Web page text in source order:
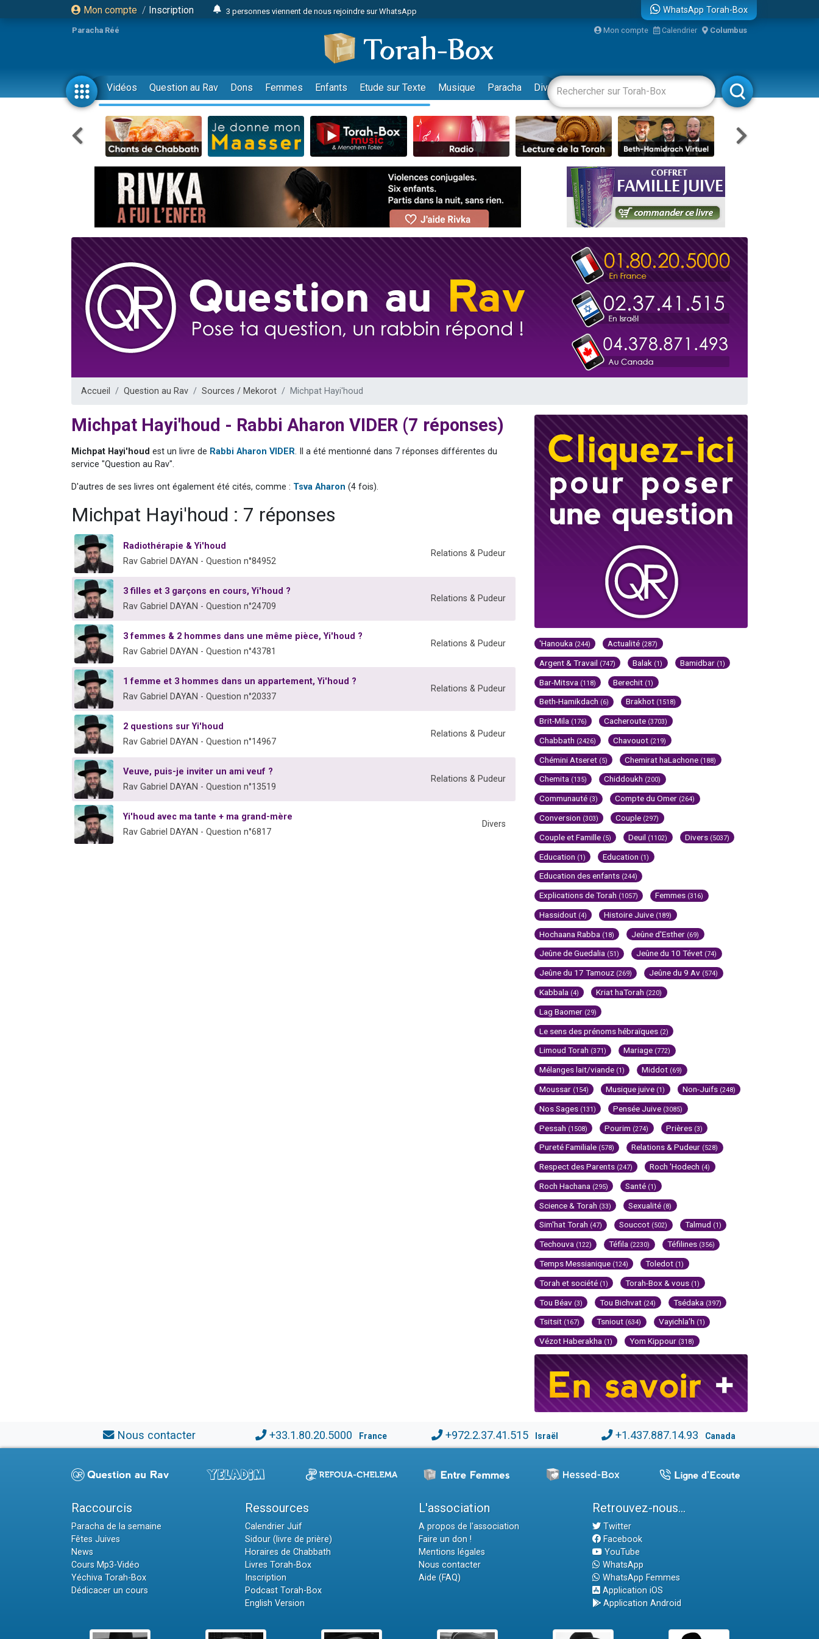
Mon compte / Inscription
3 personnes viennent de nous rejoindre sur WhatsApp
3 personnes viennent de faire un don pour 5 jours de vacances aux Orphelins
3 personnes viennent de faire un don pour Diane, 80 ans, dans un appartement insalubre
2 personnes viennent de nous rejoindre sur WhatsApp
13 personnes viennent de demander une bénédiction
30 personnes viennent de faire un don pour Sauvez la jambe de Yohan
Il reste 49 places pour étudier en groupe sur Zoom
12 nouvelles musiques dans Torah-Box Music
3 personnes viennent de nous rejoindre sur WhatsApp
2 personnes viennent de nous rejoindre sur WhatsApp
2 nouvelles musiques dans Torah-Box Music
3 personnes viennent de nous rejoindre sur WhatsApp
8 personnes viennent de faire un don pour Tsédaka : pauvres d'Israel
Nouvelle émission radio : Visions de grandeur n°104 : Le Chabbath et le Birkat Hamazone à travers le temps
61 personnes viennent de demander une bénédiction
Il reste 49 places pour étudier en groupe sur Zoom
Ariel vient de donner son Maasser
Nathaniel vient de donner son Maasser
WhatsApp Torah-Box
Paracha Réé Mon compte Calendrier Columbus
Vidéos Question au Rav Dons Femmes Enfants Etude sur Texte Musique Paracha Divertissements Livres Rabbanim
Accueil Question au Rav Sources / Mekorot Michpat Hayi'houd
Michpat Hayi'houd - Rabbi Aharon VIDER (7 réponses)
Michpat Hayi'houd est un livre de Rabbi Aharon VIDER. Il a été mentionné dans 7 réponses différentes du
service "Question au Rav".
D'autres de ses livres ont également été cités, comme : Tsva Aharon (4 fois).
Michpat Hayi'houd : 7 réponses
Radiothérapie & Yi'houd
Rav Gabriel DAYAN - Question n°84952
Relations & Pudeur
3 filles et 3 garçons en cours, Yi'houd ?
Rav Gabriel DAYAN - Question n°24709
Relations & Pudeur
3 femmes & 2 hommes dans une même pièce, Yi'houd ?
Rav Gabriel DAYAN - Question n°43781
Relations & Pudeur
1 femme et 3 hommes dans un appartement, Yi'houd ?
Rav Gabriel DAYAN - Question n°20337
Relations & Pudeur
2 questions sur Yi'houd
Rav Gabriel DAYAN - Question n°14967
Relations & Pudeur
Veuve, puis-je inviter un ami veuf ?
Rav Gabriel DAYAN - Question n°13519
Relations & Pudeur
Yi'houd avec ma tante + ma grand-mère
Rav Gabriel DAYAN - Question n°6817
Divers
'Hanouka (244) Actualité (287)
Argent & Travail (747) Balak (1) Bamidbar (1)
Bar-Mitsva (118) Berechit (1)
Beth-Hamikdach (6) Brakhot (1518)
Brit-Mila (176) Cacheroute (3703)
Chabbath (2426) Chavouot (219)
Chémini Atseret (5) Chemirat haLachone (188)
Chemita (135) Chiddoukh (200)
Communauté (3) Compte du Omer (264)
Conversion (303) Couple (297)
Couple et Famille (5) Deuil (1102) Divers (5037)
Education (1) Education (1)
Education des enfants (244)
Explications de Torah (1057) Femmes (316)
Hassidout (4) Histoire Juive (189)
Hochaana Rabba (18) Jeûne d'Esther (69)
Jeûne de Guedalia (51) Jeûne du 10 Tévet (74)
Jeûne du 17 Tamouz (269) Jeûne du 9 Av (574)
Kabbala (4) Kriat haTorah (220)
Lag Baomer (29)
Le sens des prénoms hébraïques (2)
Limoud Torah (371) Mariage (772)
Mélanges lait/viande (1) Middot (69)
Moussar (154) Musique juive (1) Non-Juifs (248)
Nos Sages (131) Pensée Juive (3085)
Pessah (1508) Pourim (274) Prières (3)
Pureté Familiale (578) Relations & Pudeur (528)
Respect des Parents (247) Roch 'Hodech (4)
Roch Hachana (295) Santé (1)
Science & Torah (33) Sexualité (8)
Sim'hat Torah (47) Souccot (502) Talmud (1)
Techouva (122) Téfila (2230) Téfilines (356)
Temps Messianique (124) Toledot (1)
Torah et société (1) Torah-Box & vous (1)
Tou Béav (3) Tou Bichvat (24) Tsédaka (397)
Tsitsit (167) Tsniout (634) Vayichla'h (1)
Vézot Haberakha (1) Yom Kippour (318)
Nous contacter +33.1.80.20.5000 France +972.2.37.41.515 Israël +1.437.887.14.93 Canada
Raccourcis
Paracha de la semaine
Fêtes Juives
News
Cours Mp3-Vidéo
Yéchiva Torah-Box
Dédicacer un cours
Ressources
Calendrier Juif
Sidour (livre de prière)
Horaires de Chabbath
Livres Torah-Box
Inscription
Podcast Torah-Box
English Version
L'association
A propos de l'association
Faire un don !
Mentions légales
Nous contacter
Aide (FAQ)
Retrouvez-nous...
Twitter
Facebook
YouTube
WhatsApp
WhatsApp Femmes
Application iOS
Application Android